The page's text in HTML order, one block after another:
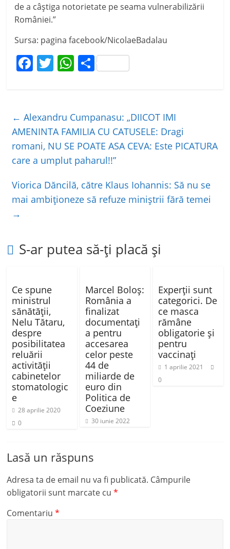
de a câștiga notorietate pe seama vulnerabilizării
României.”
Sursa: pagina facebook/NicolaeBadalau
F
e
b
o
o
k
T
er
W
s
A
p
p
P
je
a
z
ă
← Alexandru Cumpanasu: „DIICOT IMI
AMENINTA FAMILIA CU CATUSELE: Dragi
romani, NU SE POATE ASA CEVA: Este PICATURA
care a umplut paharul!!”
Viorica Dăncilă, către Klaus Iohannis: Să nu se
mai ambiţioneze să refuze miniştrii fără temei
→
S-ar putea să-ți placă și
Ce spune
ministrul
sănătății,
Nelu Tătaru,
despre
posibilitatea
reluării
activității
cabinetelor
stomatologic
e
28 aprilie 2020
0
Marcel Boloș:
România a
finalizat
documentați
a pentru
accesarea
celor peste
44 de
miliarde de
euro din
Politica de
Coeziune
30 iunie 2022
Experţii sunt
categorici. De
ce masca
rămâne
obligatorie şi
pentru
vaccinaţi
1 aprilie 2021
0
Lasă un răspuns
Adresa ta de email nu va fi publicată. Câmpurile
obligatorii sunt marcate cu*
Comentariu*